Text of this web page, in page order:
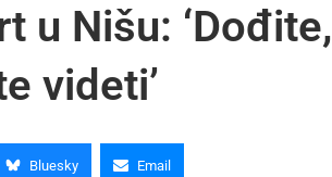
u Nišu: ‘Dođite,
videti’
Bluesky Email